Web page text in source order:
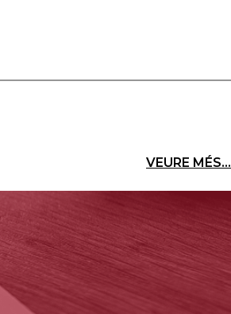
VEURE MÉS...